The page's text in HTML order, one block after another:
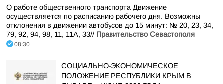
О работе общественного транспорта Движение
осуществляется по расписанию рабочего дня. Возможны
отклонения в движении автобусов до 15 минут: № 20, 23, 34,
79, 92, 94, 98, 11, 11А, 33// Правительство Севастополя
08:30
СОЦИАЛЬНО-ЭКОНОМИЧЕСКОЕ
ПОЛОЖЕНИЕ РЕСПУБЛИКИ КРЫМ В